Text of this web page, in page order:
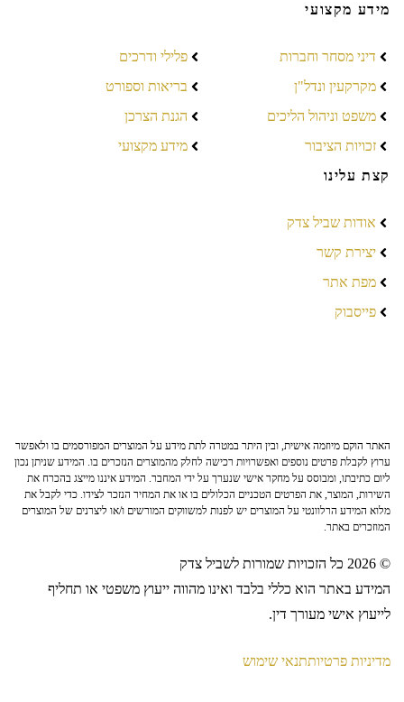
מידע מקצועי
דיני מסחר וחברות
מקרקעין ונדל"ן
משפט וניהול הליכים
זכויות הציבור
פלילי ודרכים
בריאות וספורט
הגנת הצרכן
מידע מקצועי
קצת עלינו
אודות שביל צדק
יצירת קשר
מפת אתר
פייסבוק
האתר הוקם מיוזמה אישית, ובין היתר במטרה לתת מידע על המוצרים המפורסמים בו ולאפשר
ערוץ לקבלת פרטים נוספים ואפשרויות רכישה לחלק מהמוצרים הנזכרים בו. המידע שניתן נכון
ליום כתיבתו, ומבוסס על מחקר אישי שנערך על ידי המחבר. המידע איננו מייצג בהכרח את
השירות, המוצר, את הפרטים הטכניים הכלולים בו או את המחיר הנזכר לצידו. כדי לקבל את
מלוא המידע הרלוונטי על המוצרים יש לפנות למשווקים המורשים ו/או ליצרנים של המוצרים
המוזכרים באתר.
© 2026 כל הזכויות שמורות לשביל צדק
המידע באתר הוא כללי בלבד ואינו מהווה ייעוץ משפטי או תחליף
לייעוץ אישי מעורך דין.
מדיניות פרטיותתנאי שימוש